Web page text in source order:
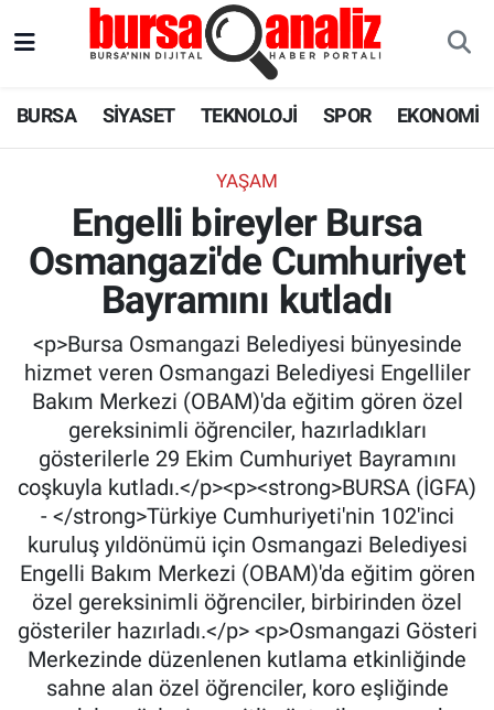
BURSA SİYASET TEKNOLOJİ SPOR EKONOMİ
YAŞAM
Engelli bireyler Bursa
Osmangazi'de Cumhuriyet
Bayramını kutladı
<p>Bursa Osmangazi Belediyesi bünyesinde
hizmet veren Osmangazi Belediyesi Engelliler
Bakım Merkezi (OBAM)'da eğitim gören özel
gereksinimli öğrenciler, hazırladıkları
gösterilerle 29 Ekim Cumhuriyet Bayramını
coşkuyla kutladı.</p><p><strong>BURSA (İGFA)
- </strong>Türkiye Cumhuriyeti'nin 102'inci
kuruluş yıldönümü için Osmangazi Belediyesi
Engelli Bakım Merkezi (OBAM)'da eğitim gören
özel gereksinimli öğrenciler, birbirinden özel
gösteriler hazırladı.</p> <p>Osmangazi Gösteri
Merkezinde düzenlenen kutlama etkinliğinde
sahne alan özel öğrenciler, koro eşliğinde
SPOR
EKONOMİ
SAĞLIK
ASTROLOJİ
BLOG
Süper Lig Puan Durumu ve Fikstür
Tüm Manşetler
Son Dakika Haberleri
Haber Arşivi